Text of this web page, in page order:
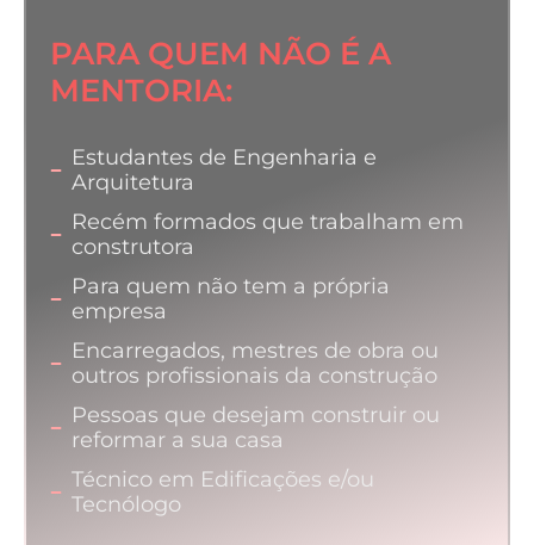
PARA QUEM NÃO É A
MENTORIA:
Estudantes de Engenharia e
Arquitetura
Recém formados que trabalham em
construtora
Para quem não tem a própria
empresa
Encarregados, mestres de obra ou
outros profissionais da construção
Pessoas que desejam construir ou
reformar a sua casa
Técnico em Edificações e/ou
Tecnólogo